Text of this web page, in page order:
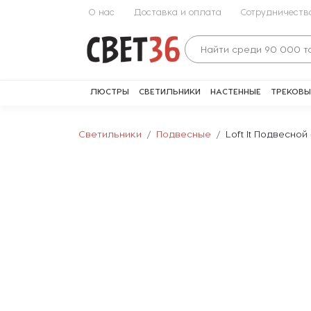
О нас Доставка и оплата
ЛЮСТРЫ СВЕТИЛЬНИКИ НАСТЕННЫЕ
Светильники Подвесные Loft It Подвесной